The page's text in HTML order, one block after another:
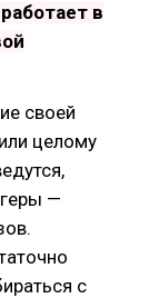
в
своей
целому
—
с